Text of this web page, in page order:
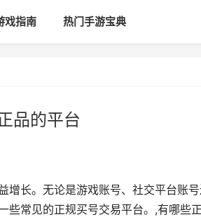
戏指南 热门手游宝典
品的平台
增长。无论是游戏账号、社交平台账
些常见的正规买号交易平台。,有哪些